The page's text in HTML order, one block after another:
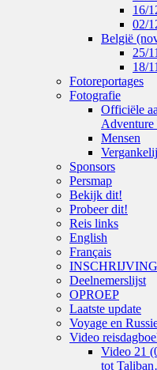
16/
02/
België
25/
18/
Fotoreportages
Fotografie
Officiële
Adventure
Mensen
Sponsors
Persmap
Bekijk dit!
Probeer dit!
Reis links
English
Français
INSCHRIJVING
Deelnemerslijst
OPROEP
Laatste update
Voyage en
Video
Video 21
tot